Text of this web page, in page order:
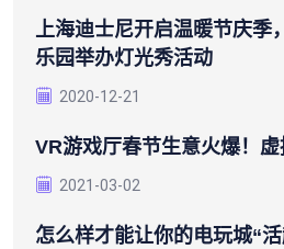
上海迪士尼开启温暖节庆季
乐园举办灯光秀活动
2020-12-21
VR游戏厅春节生意火爆！虚
2021-03-02
怎么样才能让你的电玩城“